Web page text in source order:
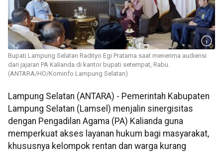
Bupati Lampung Selatan Radityo Egi Pratama saat menerima audiensi
dari jajaran PA Kalianda di kantor bupati setempat, Rabu.
(ANTARA/HO/Kominfo Lampung Selatan)
Lampung Selatan (ANTARA) - Pemerintah Kabupaten
Lampung Selatan (Lamsel) menjalin sinergisitas
dengan Pengadilan Agama (PA) Kalianda guna
memperkuat akses layanan hukum bagi masyarakat,
khususnya kelompok rentan dan warga kurang